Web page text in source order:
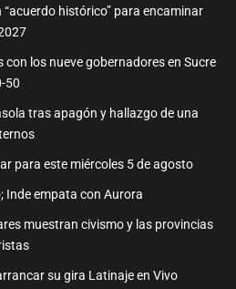
histórico” para encaminar
con los nueve gobernadores en Sucre
50
tras apagón y hallazgo de una
para este miércoles 5 de agosto
Inde empata con Aurora
muestran civismo y las provincias
su gira Latinaje en Vivo